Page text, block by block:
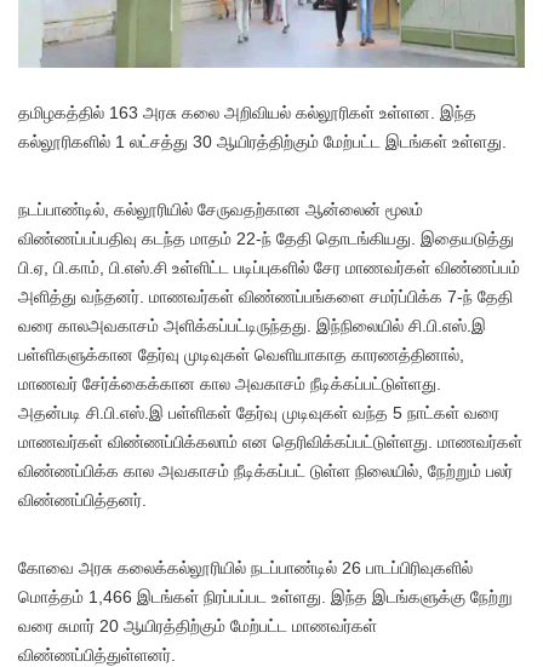
தமிழகத்தில் 163 அரசு கலை அறிவியல் கல்லூரிகள் உள்ளன. இந்த
கல்லூரிகளில் 1 லட்சத்து 30 ஆயிரத்திற்கும் மேற்பட்ட இடங்கள் உள்ளது.
நடப்பாண்டில், கல்லூரியில் சேருவதற்கான ஆன்லைன் மூலம்
விண்ணப்பப்பதிவு கடந்த மாதம் 22-ந் தேதி தொடங்கியது. இதையடுத்து
பி.ஏ, பி.காம், பி.எஸ்.சி உள்ளிட்ட படிப்புகளில் சேர மாணவர்கள் விண்ணப்பம்
அளித்து வந்தனர். மாணவர்கள் விண்ணப்பங்களை சமர்ப்பிக்க 7-ந் தேதி
வரை காலஅவகாசம் அளிக்கப்பட்டிருந்தது. இந்நிலையில் சி.பி.எஸ்.இ
பள்ளிகளுக்கான தேர்வு முடிவுகள் வெளியாகாத காரணத்தினால்,
மாணவர் சேர்க்கைக்கான கால அவகாசம் நீடிக்கப்பட்டுள்ளது.
அதன்படி சி.பி.எஸ்.இ பள்ளிகள் தேர்வு முடிவுகள் வந்த 5 நாட்கள் வரை
மாணவர்கள் விண்ணப்பிக்கலாம் என தெரிவிக்கப்பட்டுள்ளது. மாணவர்கள்
விண்ணப்பிக்க கால அவகாசம் நீடிக்கப்பட் டுள்ள நிலையில், நேற்றும் பலர்
விண்ணப்பித்தனர்.
கோவை அரசு கலைக்கல்லூரியில் நடப்பாண்டில் 26 பாடப்பிரிவுகளில்
மொத்தம் 1,466 இடங்கள் நிரப்பப்பட உள்ளது. இந்த இடங்களுக்கு நேற்று
வரை சுமார் 20 ஆயிரத்திற்கும் மேற்பட்ட மாணவர்கள்
விண்ணப்பித்துள்ளனர்.